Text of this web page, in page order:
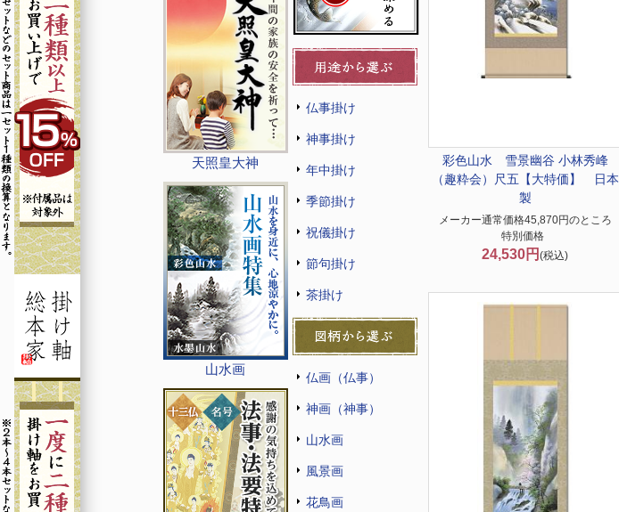
天照皇大神
山水画
仏事掛け
神事掛け
年中掛け
季節掛け
祝儀掛け
節句掛け
茶掛け
仏画（仏事）
神画（神事）
山水画
風景画
花鳥画
彩色山水 雪景幽谷 小林秀峰
（趣粋会）尺五【大特価】 日本
製
メーカー通常価格45,870円のところ
特別価格
24,530円 (税込)